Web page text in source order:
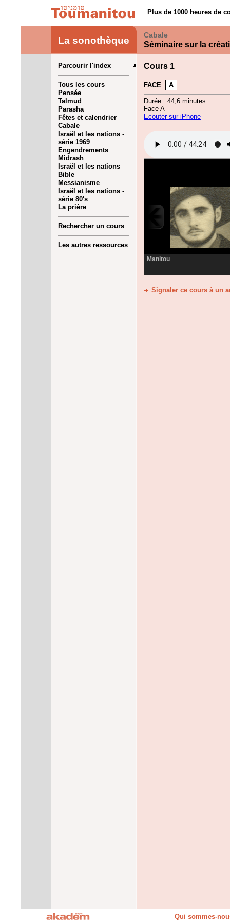
Plus de 1000 heures de
La sonothèque Cabale
Séminaire sur la
Parcourir l'index
Tous les cours
Pensée
Talmud
Parasha
Fêtes et calendrier
Cabale
Israël et les nations -
série 1969
Engendrements
Midrash
Israël et les nations
Bible
Messianisme
Israël et les nations -
série 80's
La prière
Rechercher un cours
Les autres ressources
Cours 1
FACE A
Durée : 44,6 minutes
Face A
Ecouter sur iPhone
Manitou
Signaler ce cours à un
Qui sommes-